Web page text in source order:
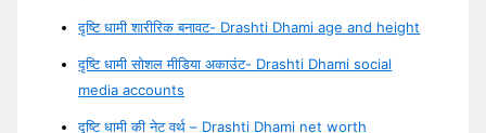
दृष्टि धामी शारीरिक बनावट- Drashti Dhami age and height
दृष्टि धामी सोशल मीडिया अकाउंट- Drashti Dhami social
media accounts
दृष्टि धामी की नेट वर्थ – Drashti Dhami net worth